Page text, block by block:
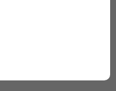
vagy negatív külső